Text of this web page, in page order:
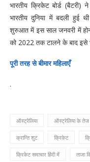
भारतीय क्रिकेट बोर्ड
भारतीय दुनिया में बदली हुई
शुरुआत में इस साल जनवरी में
को 2022 तक टालने के बाद इसे
पूरी तरह से बीमार महिलाएँ
.
ऑस्ट्रेलिया ऑस्ट्रेलिया के
क्रान्ति शुट क्रिकेट
क्रिकेट समाचार हिंदी में ताजा